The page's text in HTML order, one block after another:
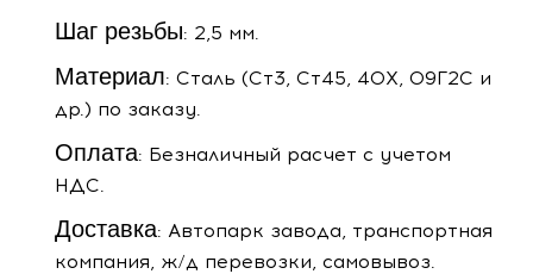
Шаг резьбы: 2,5 мм.
Материал: Сталь (Ст3, Ст45, 40Х, 09Г2С и
др.) по заказу.
Оплата: Безналичный расчет с учетом
НДС.
Доставка: Автопарк завода, транспортная
компания, ж/д перевозки, самовывоз.